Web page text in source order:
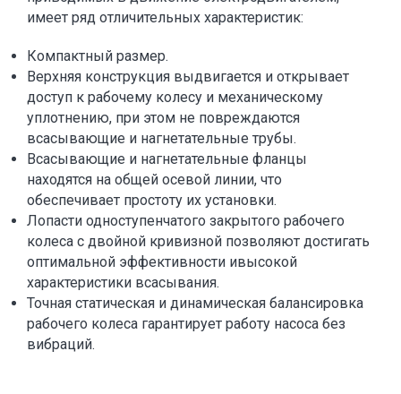
имеет ряд отличительных характеристик:
Компактный размер.
Верхняя конструкция выдвигается и открывает
доступ к рабочему колесу и механическому
уплотнению, при этом не повреждаются
всасывающие и нагнетательные трубы.
Всасывающие и нагнетательные фланцы
находятся на общей осевой линии, что
обеспечивает простоту их установки.
Лопасти одноступенчатого закрытого рабочего
колеса с двойной кривизной позволяют достигать
оптимальной эффективности ивысокой
характеристики всасывания.
Точная статическая и динамическая балансировка
рабочего колеса гарантирует работу насоса без
вибраций.